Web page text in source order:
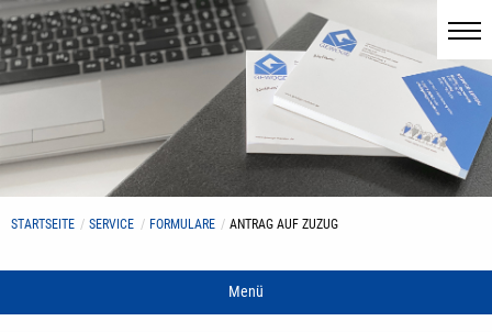
STARTSEITE SERVICE FORMULARE ANTRAG AUF ZUZUG
Menü